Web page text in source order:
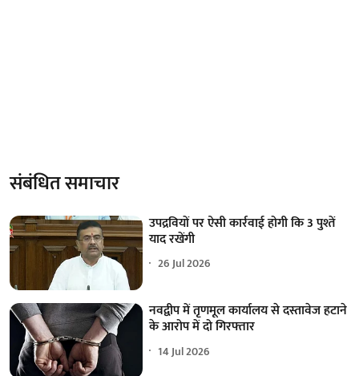
संबंधित समाचार
उपद्रवियों पर ऐसी कार्रवाई होगी कि 3 पुश्तें
याद रखेंगी
26 Jul 2026
नवद्वीप में तृणमूल कार्यालय से दस्तावेज हटाने
के आरोप में दो गिरफ्तार
14 Jul 2026